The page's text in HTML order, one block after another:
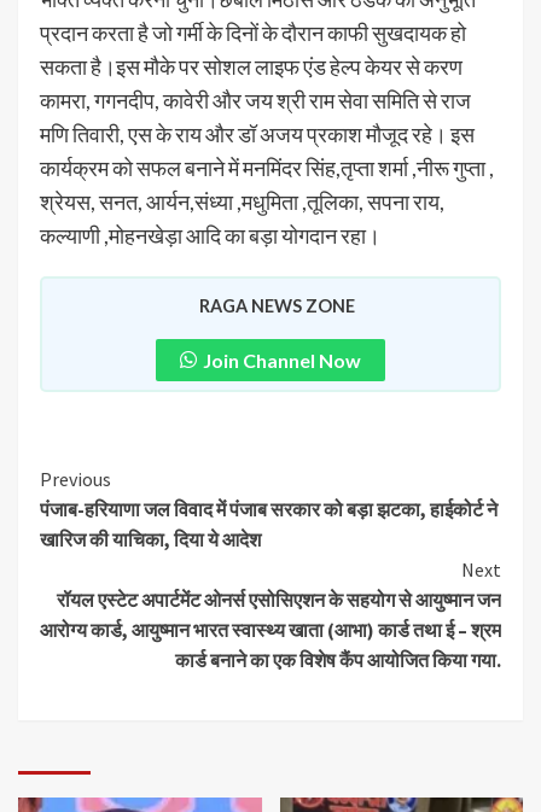
प्रदान करता है जो गर्मी के दिनों के दौरान काफी सुखदायक हो
सकता है।इस मौके पर सोशल लाइफ एंड हेल्प केयर से करण
कामरा, गगनदीप, कावेरी और जय श्री राम सेवा समिति से राज
मणि तिवारी, एस के राय और डॉ अजय प्रकाश मौजूद रहे। इस
कार्यक्रम को सफल बनाने में मनमिंदर सिंह,तृप्ता शर्मा ,नीरू गुप्ता ,
श्रेयस, सनत, आर्यन,संध्या ,मधुमिता ,तूलिका, सपना राय,
कल्याणी ,मोहनखेड़ा आदि का बड़ा योगदान रहा।
RAGA NEWS ZONE
Join Channel Now
Previous
पंजाब-हरियाणा जल विवाद में पंजाब सरकार को बड़ा झटका, हाईकोर्ट ने
खारिज की याचिका, दिया ये आदेश
Next
रॉयल एस्टेट अपार्टमेंट ओनर्स एसोसिएशन के सहयोग से आयुष्मान जन
आरोग्य कार्ड, आयुष्मान भारत स्वास्थ्य खाता (आभा) कार्ड तथा ई – श्रम
कार्ड बनाने का एक विशेष कैंप आयोजित किया गया.